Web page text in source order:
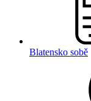
Blatensko sobě